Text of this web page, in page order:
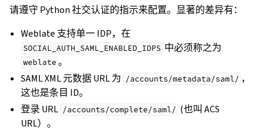
请遵守 Python 社交认证的指示来配置。显著的差异有：
Weblate 支持单一 IDP，在
SOCIAL_AUTH_SAML_ENABLED_IDPS 中必须称之为
weblate 。
SAML XML 元数据 URL 为 /accounts/metadata/saml/ ，
这也是条目 ID。
登录 URL /accounts/complete/saml/ (也叫 ACS
URL）。